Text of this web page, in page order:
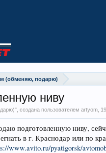
(обменяю, подарю)
ниву
", создана пользователем artyom,
подготовленную ниву,
в г. Краснодар или по
www.avito.ru/pyatigorsk/